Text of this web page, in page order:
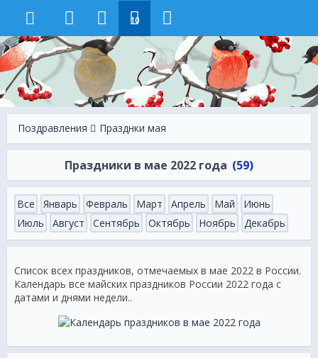
10
Поздравления Празднки мая
Праздники в мае 2022 года (59)
Все Январь Февраль Март Апрель Май
Июнь
Июль
Август Сентябрь Октябрь Ноябрь Декабрь
Список всех праздников, отмечаемых в мае 2022 в России.
Календарь все майских праздников России 2022 года с
датами и днями недели..